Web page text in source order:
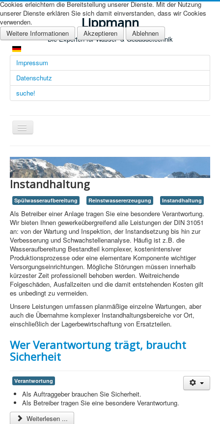
Lippmann
Die Experten für Wasser- & Gebäudetechnik
Impressum
Datenschutz
suche!
Navigation
an/aus
Startseite (Übersicht)
Arbeitsgebiete
Technologien
Information
Produkte & Services
Instandhaltung
Spülwasseraufbereitung Reinstwassererzeugung Instandhaltung
Als Betreiber einer Anlage tragen Sie eine besondere Verantwortung.
Wir bieten Ihnen gewerkeübergreifend alle Leistungen der DIN 31051
an: von der Wartung und Inspektion, der Instandsetzung bis hin zur
Verbesserung und Schwachstellenanalyse. Häufig ist z.B. die
Wasseraufbereitung Bestandteil komplexer, kostenintensiver
Produktionsprozesse oder eine elementare Komponente wichtiger
Versorgungseinrichtungen. Mögliche Störungen müssen innerhalb
kürzester Zeit professionell behoben werden. Weitreichende
Folgeschäden, Ausfallzeiten und die damit entstehenden Kosten gilt
es unbedingt zu vermeiden.
Unsere Leistungen umfassen planmäßige einzelne Wartungen, aber
auch die Übernahme komplexer Instandhaltungsbereiche vor Ort,
einschließlich der Lagerbewirtschaftung von Ersatzteilen.
Wer Verantwortung trägt, braucht
Sicherheit
Verantwortung
Als Auftraggeber brauchen Sie Sicherheit.
Als Betreiber tragen Sie eine besondere Verantwortung.
Weiterlesen ...
Cookies erleichtern die Bereitstellung unserer Dienste. Mit der Nutzung
unserer Dienste erklären Sie sich damit einverstanden, dass wir Cookies
verwenden.
Weitere Informationen
Akzeptieren Ablehnen